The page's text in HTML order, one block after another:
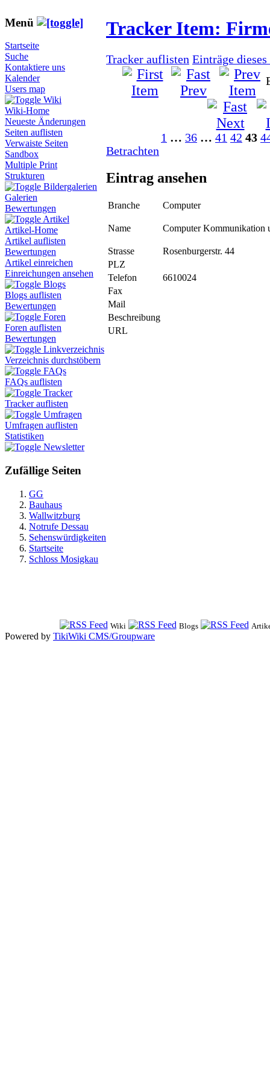
Menü
Startseite
Suche
Kontaktiere uns
Kalender
Users map
Wiki
Wiki-Home
Neueste Änderungen
Seiten auflisten
Verwaiste Seiten
Sandbox
Multiple Print
Strukturen
Bildergalerien
Galerien
Bewertungen
Artikel
Artikel-Home
Artikel auflisten
Bewertungen
Artikel einreichen
Einreichungen ansehen
Blogs
Blogs auflisten
Bewertungen
Foren
Foren auflisten
Bewertungen
Linkverzeichnis
Verzeichnis durchstöbern
FAQs
FAQs auflisten
Tracker
Tracker auflisten
Umfragen
Umfragen auflisten
Statistiken
Newsletter
Zufällige Seiten
GG
Bauhaus
Wallwitzburg
Notrufe Dessau
Sehenswürdigkeiten
Startseite
Schloss Mosigkau
Tracker Item:
Tracker auflisten Einträge dieses
1 … 36 … 41 42 43
Betrachten
Eintrag ansehen
Branche Computer
Name Computer Kommunikation
Strasse
Rosenburgerstr. 44
PLZ
Telefon
6610024
Fax
Mail
Beschreibung
URL
Wiki Blogs
Powered by TikiWiki CMS/Groupware